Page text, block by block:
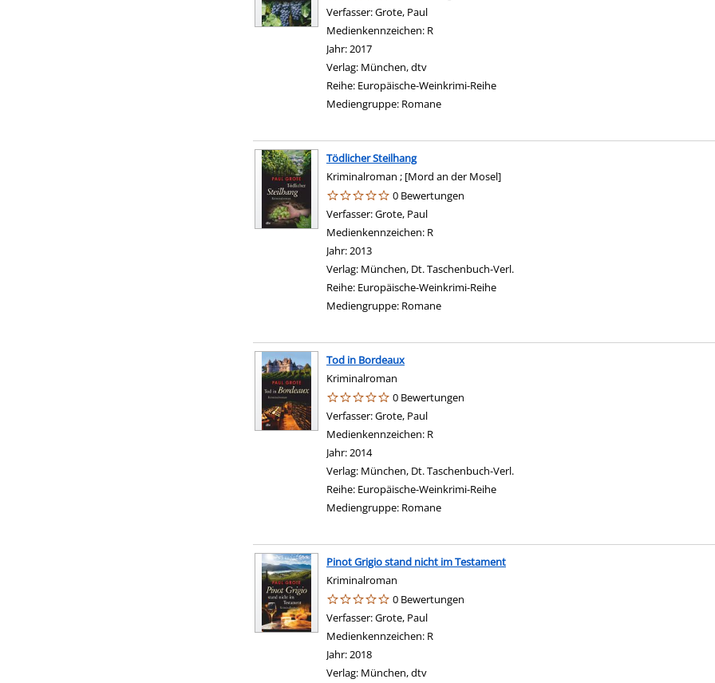
Verfasser:Grote, Paul
Medienkennzeichen: R
Jahr:2017
Verlag: München, dtv
Reihe: Europäische-Weinkrimi-Reihe
Mediengruppe: Romane
Tödlicher Steilhang
Kriminalroman ; [Mord an der Mosel]
0 Bewertungen
Verfasser:Grote, Paul
Medienkennzeichen: R
Jahr:2013
Verlag: München, Dt. Taschenbuch-Verl.
Reihe: Europäische-Weinkrimi-Reihe
Mediengruppe: Romane
Tod in Bordeaux
Kriminalroman
0 Bewertungen
Verfasser:Grote, Paul
Medienkennzeichen: R
Jahr:2014
Verlag: München, Dt. Taschenbuch-Verl.
Reihe: Europäische-Weinkrimi-Reihe
Mediengruppe: Romane
Pinot Grigio stand nicht im Testament
Kriminalroman
0 Bewertungen
Verfasser:Grote, Paul
Medienkennzeichen: R
Jahr:2018
Verlag: München, dtv